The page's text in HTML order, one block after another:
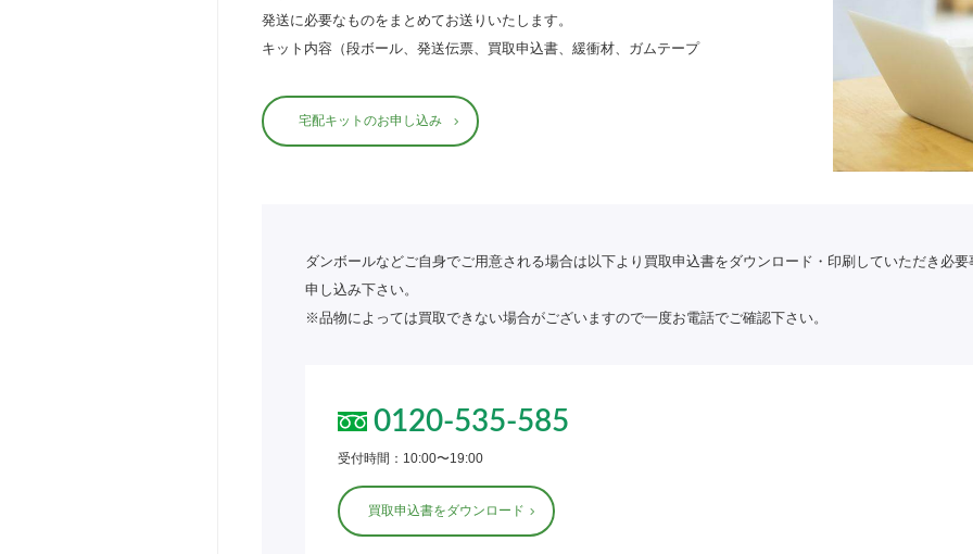
発送に必要なものをまとめてお送りいたします。
キット内容（段ボール、発送伝票、買取申込書、緩衝材、ガムテープ
宅配キットのお申し込み
ダンボールなどご自身でご用意される場合は以下より買取申込書をダウンロード・印刷していただき必
申し込み下さい。
※品物によっては買取できない場合がございますので一度お電話でご確認下さい。
0120-535-585
受付時間：10:00〜19:00
買取申込書をダウンロード